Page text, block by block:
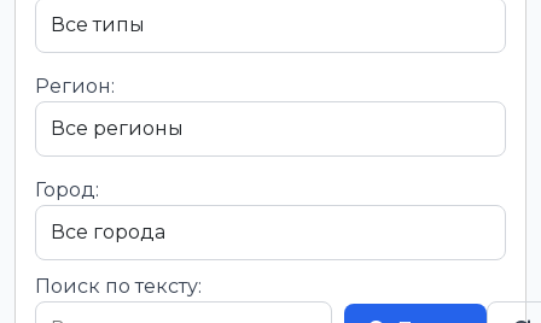
Регион:
Город:
Поиск по тексту: